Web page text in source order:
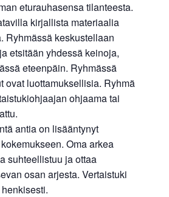
eturauhasensa tilanteesta.
kirjallista materiaalia
Ryhmässä keskustellaan
etsitään yhdessä keinoja,
eteenpäin. Ryhmässä
ovat luottamuksellisia. Ryhmä
ohjaama tai
antia on lisääntynyt
Oma arkea
suhteellistuu ja ottaa
osan arjesta. Vertaistuki